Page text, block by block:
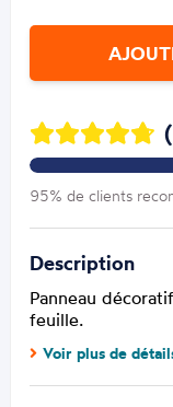
95% de clients
Description
Panneau
feuille.
Voir plus de